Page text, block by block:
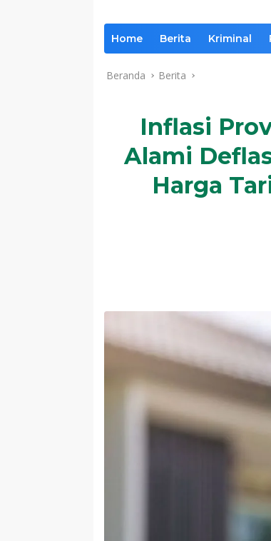
Home Berita Kriminal
Beranda Berita
Inflasi
Alami
Harga
Komentar